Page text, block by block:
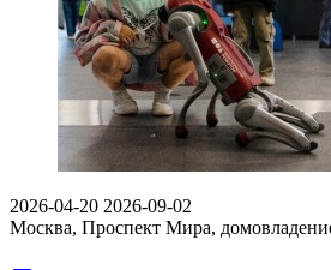
2026-04-20 2026-09-02
Москва, Проспект Мира,